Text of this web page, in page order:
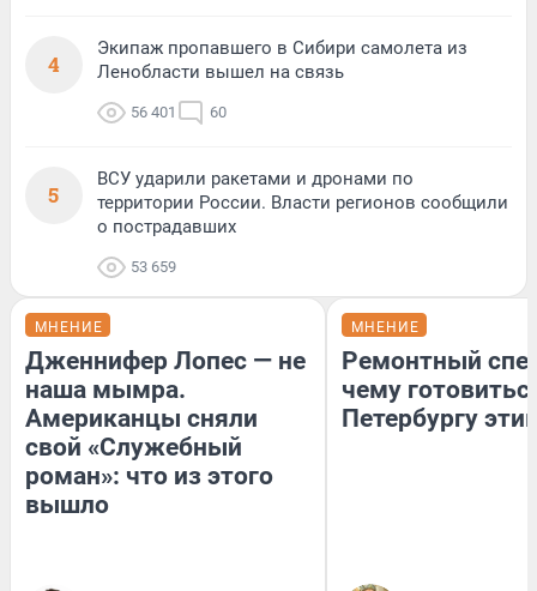
4
Экипаж пропавшего в Сибири самолета из
Ленобласти вышел на связь
56 401 60
5
ВСУ ударили ракетами и дронами по
территории России. Власти регионов сообщили
о пострадавших
53 659
МНЕНИЕ
Дженнифер Лопес — не
наша мымра.
Американцы сняли
свой «Служебный
роман»: что из этого
вышло
МНЕНИЕ
Ремонтный
чему
Петербургу